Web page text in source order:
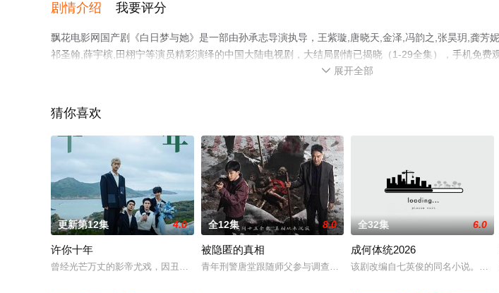
剧情介绍 我要评分
飘花电影网国产剧《白日梦与她》是一部由孙承志导演执导，王紫璇,唐晓天,金泽,冯韵之,张昊玥,龚芳
祁圣翰,薛宇槟,田栩宁等演员精彩演绎的中国大陆电视剧，大结局剧情已揭晓（1-29全集），手机免费
就上飘花影院，热播电视剧提前免费观看，更多剧情信息可移步至豆瓣电视剧、电视猫或剧情网等平台
 展开全部
猜你喜欢
更新第12集 4.0
许你十年
曾经光芒万丈的影帝尤戏，因丑闻缠身导致事业跌入谷底，并饱受失眠之苦。在前往孤岛拍摄实境节目的行程
全12集 8.0
被隐匿的真相
青年刑警唐堂跟随师父参与调查一起十年前的裸女案，曾经的主犯白启
全32集 6.0
成何体统2026
该剧改编自七英俊的同名小说。现